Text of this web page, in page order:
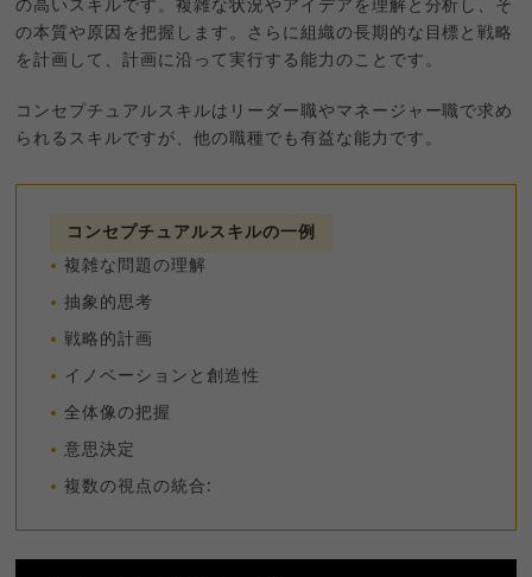
の高いスキルです。複雑な状況やアイデアを理解と分析し、そ
の本質や原因を把握します。さらに組織の長期的な目標と戦略
を計画して、計画に沿って実行する能力のことです。
コンセプチュアルスキルはリーダー職やマネージャー職で求め
られるスキルですが、他の職種でも有益な能力です。
コンセプチュアルスキルの一例
複雑な問題の理解
抽象的思考
戦略的計画
イノベーションと創造性
全体像の把握
意思決定
複数の視点の統合: